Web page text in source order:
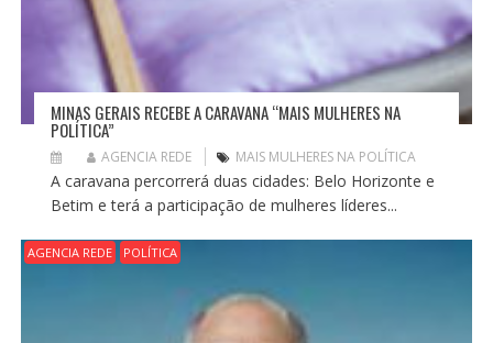
MINAS GERAIS RECEBE A CARAVANA “MAIS MULHERES NA
POLÍTICA”
AGENCIA REDE MAIS MULHERES NA POLÍTICA
A caravana percorrerá duas cidades: Belo Horizonte e
Betim e terá a participação de mulheres líderes...
AGENCIA REDE POLÍTICA